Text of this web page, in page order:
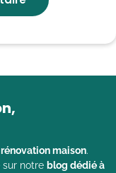
maison.
sur notre blog dédié à